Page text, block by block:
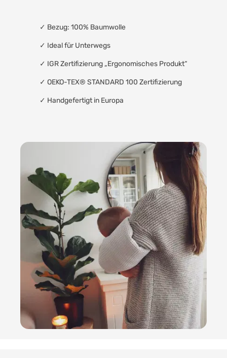
✓ Bezug: 100% Baumwolle
✓ Ideal für Unterwegs
✓ IGR Zertifizierung „Ergonomisches Produkt“
✓ OEKO-TEX® STANDARD 100 Zertifizierung
✓ Handgefertigt in Europa